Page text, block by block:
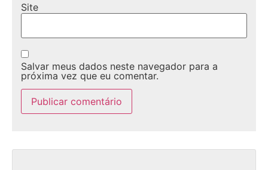
Site
Salvar meus dados neste navegador para a
próxima vez que eu comentar.